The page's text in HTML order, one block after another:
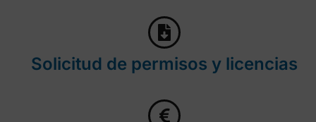
Solicitud de permisos y licencias